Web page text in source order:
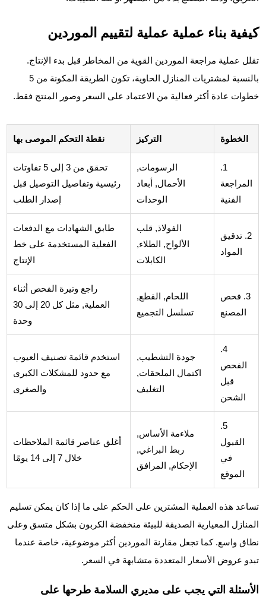
كيفية بناء عملية عملية لتقييم الموردين
تقلل عملية مراجعة الموردين القوية من المخاطر قبل بدء الإنتاج.
بالنسبة لمشتريات المنازل الحاوية، تكون الطريقة المكونة من 5
خطوات عادة أكثر فعالية من الاعتماد على السعر وصور المنتج فقط.
الخطوة التركيز نقطة التحكم الموصى بها
1.
المراجعة
الفنية
الرسومات,
الأحمال, أبعاد
الوحدات
تحقق من 3 إلى 5 تفاوتات
رئيسية وتفاصيل التوصيل قبل
إصدار الطلب
2. تدقيق
المواد
الفولاذ, قلب
الألواح, الطلاء,
الكابلات
طابق الشهادات مع الدفعات
الفعلية المستخدمة على خط
الإنتاج
3. فحص
المصنع
اللحام, القطع,
تسلسل التجميع
راجع وتيرة الفحص أثناء
العملية, مثل كل 20 إلى 30
وحدة
4.
الفحص
قبل
الشحن
جودة التشطيب,
اكتمال الملحقات,
التغليف
استخدم قائمة تصنيف العيوب
مع حدود للمشكلات الكبرى
والصغرى
5.
القبول
في
الموقع
ملاءمة الأساس,
ربط البراغي,
الإحكام, المرافق
أغلق عناصر قائمة الملاحظات
خلال 7 إلى 14 يومًا
تساعد هذه العملية المشترين على الحكم على ما إذا كان يمكن تسليم
المنازل المعيارية الصديقة للبيئة منخفضة الكربون بشكل متسق وعلى
نطاق واسع. كما تجعل مقارنة الموردين أكثر موضوعية، خاصة عندما
تبدو عروض الأسعار المتعددة متشابهة في السعر.
الأسئلة التي يجب على مديري السلامة طرحها على